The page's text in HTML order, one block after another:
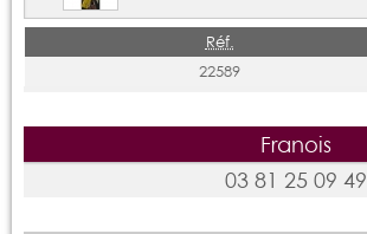
Réf.
22589
Franois
03 81 25 09 49